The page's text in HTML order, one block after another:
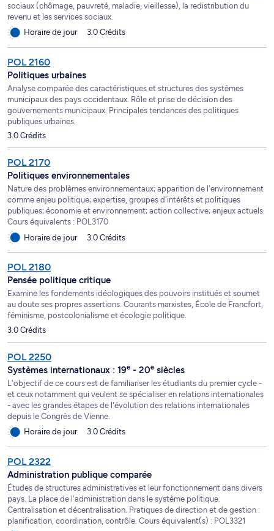
sociaux (chômage, pauvreté, maladie, vieillesse), la redistribution du
revenu et les services sociaux.
Horaire de jour
3.0 Crédits
POL 2160
Politiques urbaines
Analyse comparée des caractéristiques et structures des systèmes
municipaux des pays occidentaux. Rôle et prise de décision des
gouvernements municipaux. Principales tendances des politiques
publiques urbaines.
3.0 Crédits
POL 2170
Politiques environnementales
Nature des problèmes environnementaux; apparition de l'environnement
comme enjeu politique; expertise, groupes d'intérêts et politiques
publiques; économie et environnement; action collective; enjeux actuels.
Cours équivalents : POL3170
Horaire de jour
3.0 Crédits
POL 2180
Pensée politique critique
Examine les fondements idéologiques des pouvoirs institués et soumet
au doute ses propres assertions. Courants marxistes, École de Francfort,
féminisme, postcolonialisme et écologie politique.
3.0 Crédits
POL 2250
Systèmes internationaux : 19e - 20e siècles
L'objectif de ce cours est de familiariser les étudiants du premier cycle -
et ceux notamment qui veulent se spécialiser en relations internationales
- avec les grandes étapes de l'évolution des relations internationales
depuis le Congrès de Vienne.
Horaire de jour
3.0 Crédits
POL 2322
Administration publique comparée
Études de structures administratives et leur fonctionnement dans divers
pays. La place de l'administration dans le système politique.
Centralisation et décentralisation. Pratiques de direction et de gestion :
planification, coordination, contrôle. Cours équivalent(s) : POL3321